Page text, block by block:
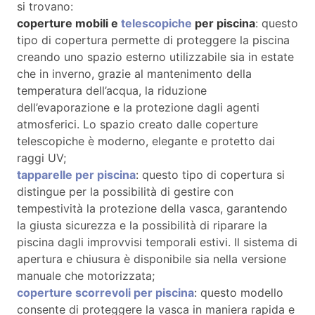
si trovano:
coperture mobili e telescopiche per piscina: questo
tipo di copertura permette di proteggere la piscina
creando uno spazio esterno utilizzabile sia in estate
che in inverno, grazie al mantenimento della
temperatura dell’acqua, la riduzione
dell’evaporazione e la protezione dagli agenti
atmosferici. Lo spazio creato dalle coperture
telescopiche è moderno, elegante e protetto dai
raggi UV;
tapparelle per piscina: questo tipo di copertura si
distingue per la possibilità di gestire con
tempestività la protezione della vasca, garantendo
la giusta sicurezza e la possibilità di riparare la
piscina dagli improvvisi temporali estivi. Il sistema di
apertura e chiusura è disponibile sia nella versione
manuale che motorizzata;
coperture scorrevoli per piscina: questo modello
consente di proteggere la vasca in maniera rapida e